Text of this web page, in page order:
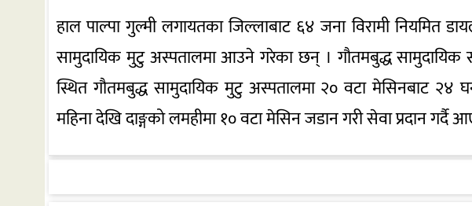
हाल पाल्पा गुल्मी लगायतका जिल्लाबाट ६४ जना विरामी नियमित
सामुदायिक मुटु अस्पतालमा आउने गरेका छन् । गौतमबुद्ध सामुदायिक
स्थित गौतमबुद्ध सामुदायिक मुटु अस्पतालमा २० वटा मेसिनबाट २४
महिना देखि दाङ्गको लमहीमा १० वटा मेसिन जडान गरी सेवा प्रदान गर्दै